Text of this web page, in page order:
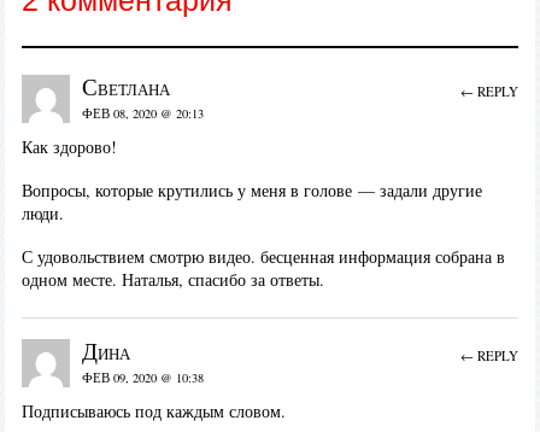
Светлана
ФЕВ 08, 2020 @ 20:13
Как здорово!
Вопросы, которые крутились у меня в голове — задали другие
люди.
С удовольствием смотрю видео. бесценная информация собрана в
одном месте. Наталья, спасибо за ответы.
← REPLY
Дина
ФЕВ 09, 2020 @ 10:38
Подписываюсь под каждым словом.
← REPLY